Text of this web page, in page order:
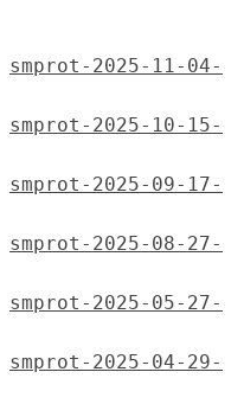
smprot-2025-11-04-
smprot-2025-10-15-
smprot-2025-09-17-
smprot-2025-08-27-
smprot-2025-05-27-
smprot-2025-04-29-